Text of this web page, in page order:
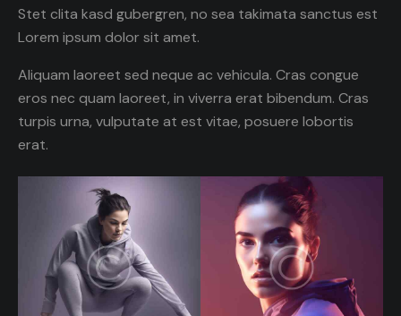
Stet clita kasd gubergren, no sea takimata sanctus est
Lorem ipsum dolor sit amet.
Aliquam laoreet sed neque ac vehicula. Cras congue
eros nec quam laoreet, in viverra erat bibendum. Cras
turpis urna, vulputate at est vitae, posuere lobortis
erat.